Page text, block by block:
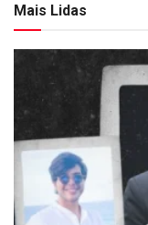
Mais Lidas